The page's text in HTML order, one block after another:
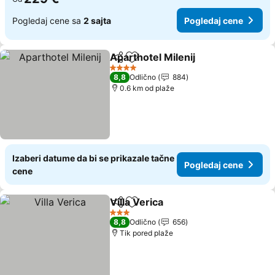
Pogledaj cene sa 2 sajta Pogledaj cene
Deli Dodati u favorite
Aparthotel Milenij
4 Zvezdice
8,8 Odlično
884
0.6 km od plaže
Izaberi datume da bi se prikazale tačne
cene
Pogledaj cene
Deli Dodati u favorite
Villa Verica
3 Zvezdice
8,8 Odlično
656
Tik pored plaže